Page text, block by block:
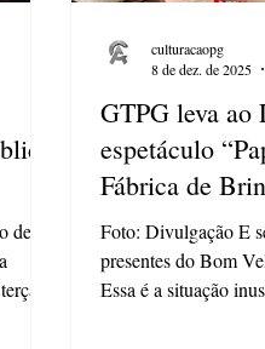
de
GTPG leva ao
espetáculo
Fábrica de
Foto: Divulgação E
presentes do Bom
Essa é a situação
culturacaopg
8 de dez. de 2025